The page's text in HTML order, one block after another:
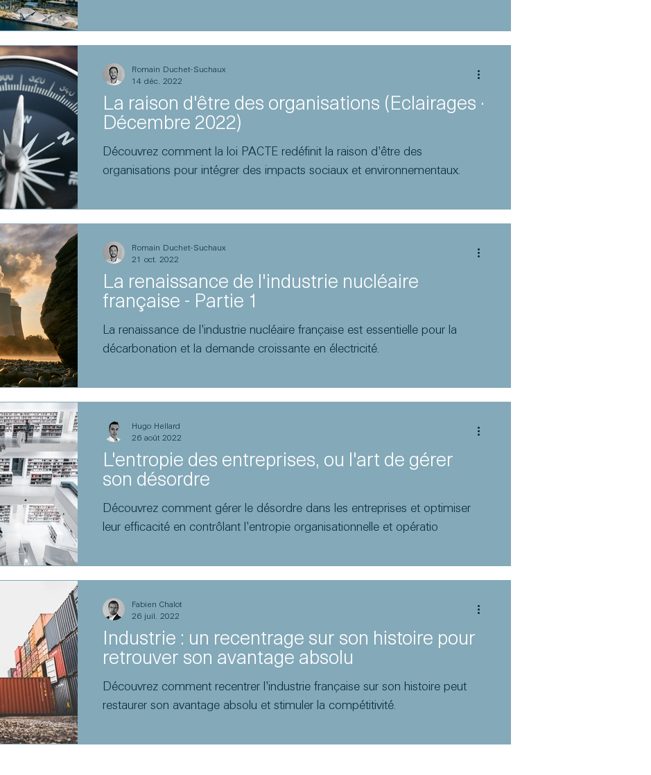
La raison d'être des organisations (Éclairages ·
Décembre 2022)
Découvrez comment la loi PACTE redéfinit la raison d'être des
organisations pour intégrer des impacts sociaux et environnementaux.
Romain Duchet-Suchaux
14 déc. 2022
La renaissance de l'industrie nucléaire
française - Partie 1
La renaissance de l'industrie nucléaire française est essentielle pour la
décarbonation et la demande croissante en électricité.
Romain Duchet-Suchaux
21 oct. 2022
L'entropie des entreprises, ou l'art de gérer
son désordre
Découvrez comment gérer le désordre dans les entreprises et optimiser
leur efficacité en contrôlant l'entropie organisationnelle et opératio
Hugo Hellard
26 août 2022
Industrie : un recentrage sur son histoire pour
retrouver son avantage absolu
Découvrez comment recentrer l'industrie française sur son histoire peut
restaurer son avantage absolu et stimuler la compétitivité.
Fabien Chalot
26 juil. 2022